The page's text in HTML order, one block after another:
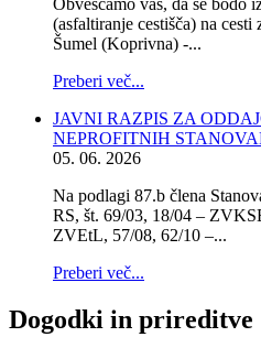
(asfaltiranje cestišča) na
Šumel (Koprivna) -...
Preberi več...
JAVNI RAZPIS ZA
NEPROFITNIH
05. 06. 2026
Na podlagi 87.b člena
RS, št. 69/03, 18/04 –
ZVEtL, 57/08, 62/10 –...
Preberi več...
Dogodki in prireditve